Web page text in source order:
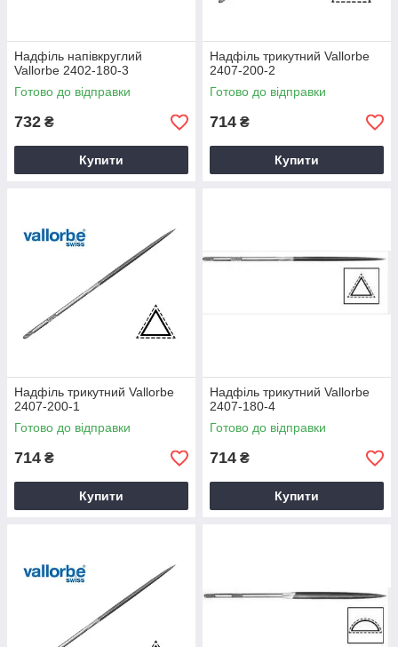
Надфіль напівкруглий
Vallorbe 2402-180-3
Готово до відправки
732 ₴
Купити
Надфіль трикутний Vallorbe
2407-200-2
Готово до відправки
714 ₴
Купити
Надфіль трикутний Vallorbe
2407-200-1
Готово до відправки
714 ₴
Купити
Надфіль трикутний Vallorbe
2407-180-4
Готово до відправки
714 ₴
Купити